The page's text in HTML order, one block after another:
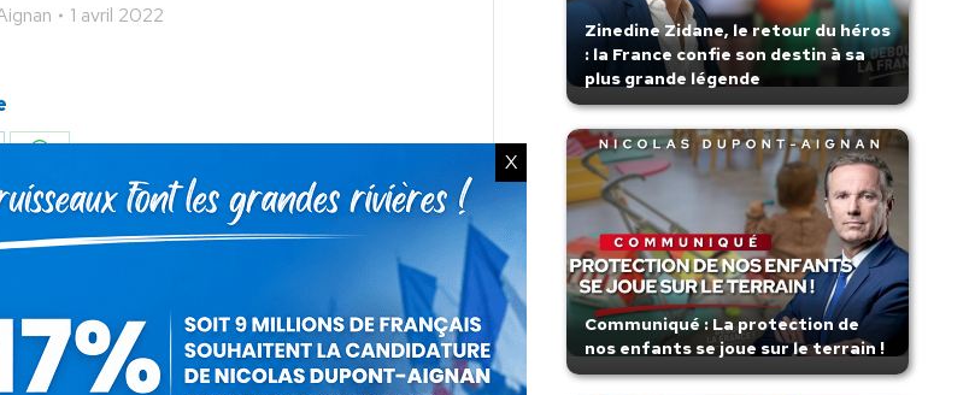
1 avril 2022
sur
WhatsApp
Zinedine Zidane, le retour du héros
: la France confie son destin à sa
plus grande légende
Communiqué : La protection de
nos enfants se joue sur le terrain !
X